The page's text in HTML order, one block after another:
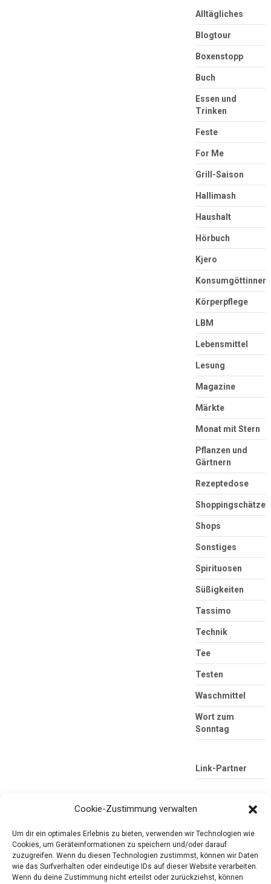
Alltägliches
Blogtour
Boxenstopp
Buch
Essen und
Trinken
Feste
For Me
Grill-Saison
Hallimash
Haushalt
Hörbuch
Kjero
Konsumgöttinnen
Körperpflege
LBM
Lebensmittel
Lesung
Magazine
Märkte
Monat mit Stern
Pflanzen und
Gärtnern
Rezeptedose
Shoppingschätze
Shops
Sonstiges
Spirituosen
Süßigkeiten
Tassimo
Technik
Tee
Testen
Waschmittel
Wort zum
Sonntag
Link-Partner
Cookie-Zustimmung verwalten
Um dir ein optimales Erlebnis zu bieten, verwenden wir Technologien wie
Cookies, um Geräteinformationen zu speichern und/oder darauf
zuzugreifen. Wenn du diesen Technologien zustimmst, können wir Daten
wie das Surfverhalten oder eindeutige IDs auf dieser Website verarbeiten.
Wenn du deine Zustimmung nicht erteilst oder zurückziehst, können